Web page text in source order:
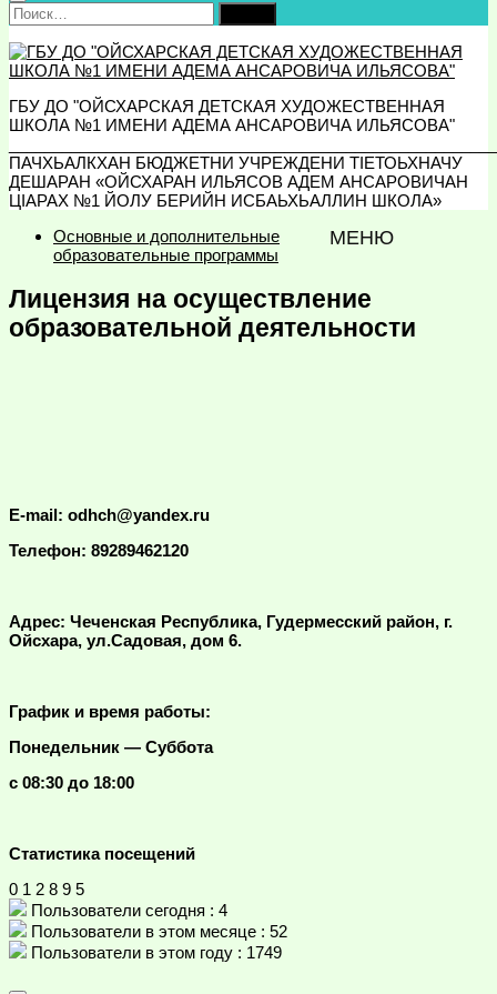
Найти:
ГБУ ДО "ОЙСХАРСКАЯ ДЕТСКАЯ ХУДОЖЕСТВЕННАЯ
ШКОЛА №1 ИМЕНИ АДЕМА АНСАРОВИЧА ИЛЬЯСОВА"
ПАЧХЬАЛКХАН БЮДЖЕТНИ УЧРЕЖДЕНИ ТIЕТОЬХНАЧУ
ДЕШАРАН «ОЙСХАРАН ИЛЬЯСОВ АДЕМ АНСАРОВИЧАН
ЦIАРАХ №1 ЙОЛУ БЕРИЙН ИСБАЬХЬАЛЛИН ШКОЛА»
МЕНЮ
Основные и дополнительные
образовательные программы
Лицензия на осуществление
образовательной деятельности
E-mail: odhch@yandex.ru
Телефон: 89289462120
Адрес: Чеченская Республика, Гудермесский район, г.
Ойсхара, ул.Садовая, дом 6.
График и время работы:
Понедельник — Суббота
с 08:30 до 18:00
Статистика посещений
0 1 2 8 9 5
Пользователи сегодня : 4
Пользователи в этом месяце : 52
Пользователи в этом году : 1749